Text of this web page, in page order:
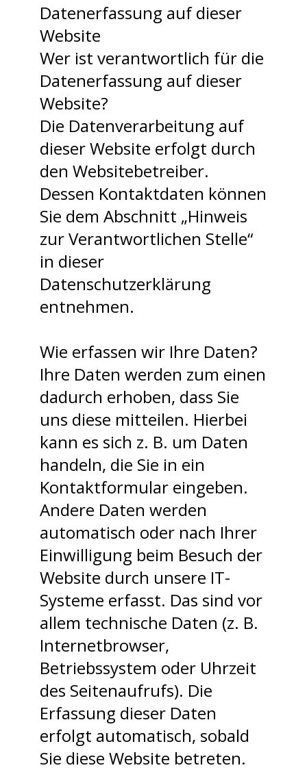
Datenerfassung auf dieser
Website
Wer ist verantwortlich für die
Datenerfassung auf dieser
Website?
Die Datenverarbeitung auf
dieser Website erfolgt durch
den Websitebetreiber.
Dessen Kontaktdaten können
Sie dem Abschnitt „Hinweis
zur Verantwortlichen Stelle“
in dieser
Datenschutzerklärung
entnehmen.
Wie erfassen wir Ihre Daten?
Ihre Daten werden zum einen
dadurch erhoben, dass Sie
uns diese mitteilen. Hierbei
kann es sich z. B. um Daten
handeln, die Sie in ein
Kontaktformular eingeben.
Andere Daten werden
automatisch oder nach Ihrer
Einwilligung beim Besuch der
Website durch unsere IT-
Systeme erfasst. Das sind vor
allem technische Daten (z. B.
Internetbrowser,
Betriebssystem oder Uhrzeit
des Seitenaufrufs). Die
Erfassung dieser Daten
erfolgt automatisch, sobald
Sie diese Website betreten.